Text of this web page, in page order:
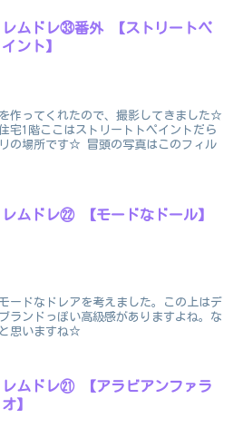
レムドレ㉝番外 【ストリートペ
イント】
作ってくれたので、撮影してきました☆
宅1階ここはストリートトペイントだら
の場所です☆ 冒頭の写真はこのフィル
レムドレ㉒ 【モードなドール】
ードなドレアを考えました。この上はデ
ランドっぽい高級感がありますよね。な
思いますね☆
レムドレ㉑ 【アラビアンファラ
オ】